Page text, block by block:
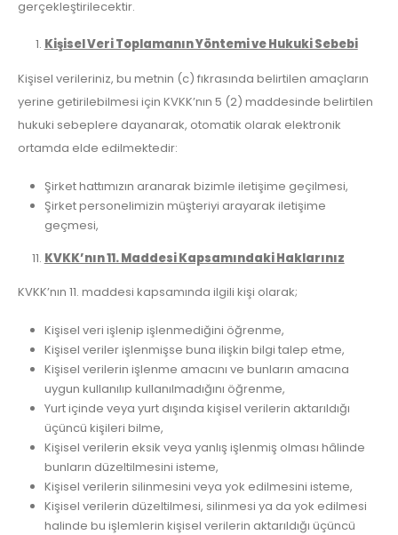
gerçekleştirilecektir.
Kişisel Veri Toplamanın Yöntemi ve Hukuki Sebebi
Kişisel verileriniz, bu metnin (c) fıkrasında belirtilen amaçların
yerine getirilebilmesi için KVKK’nın 5 (2) maddesinde belirtilen
hukuki sebeplere dayanarak, otomatik olarak elektronik
ortamda elde edilmektedir:
Şirket hattımızın aranarak bizimle iletişime geçilmesi,
Şirket personelimizin müşteriyi arayarak iletişime
geçmesi,
KVKK’nın 11. Maddesi Kapsamındaki Haklarınız
KVKK’nın 11. maddesi kapsamında ilgili kişi olarak;
Kişisel veri işlenip işlenmediğini öğrenme,
Kişisel veriler işlenmişse buna ilişkin bilgi talep etme,
Kişisel verilerin işlenme amacını ve bunların amacına
uygun kullanılıp kullanılmadığını öğrenme,
Yurt içinde veya yurt dışında kişisel verilerin aktarıldığı
üçüncü kişileri bilme,
Kişisel verilerin eksik veya yanlış işlenmiş olması hâlinde
bunların düzeltilmesini isteme,
Kişisel verilerin silinmesini veya yok edilmesini isteme,
Kişisel verilerin düzeltilmesi, silinmesi ya da yok edilmesi
halinde bu işlemlerin kişisel verilerin aktarıldığı üçüncü